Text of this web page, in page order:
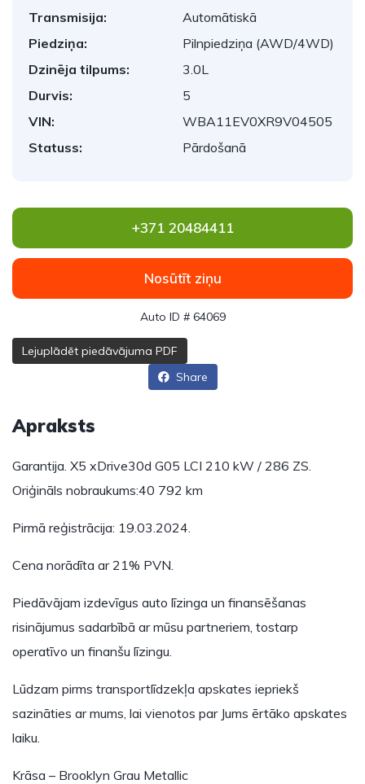
Transmisija:
Automātiskā
Piedziņa:
Pilnpiedziņa (AWD/4WD)
Dzinēja tilpums:
3.0L
Durvis:
5
VIN:
WBA11EV0XR9V04505
Statuss:
Pārdošanā
+371 20484411
Nosūtīt ziņu
Auto ID # 64069
Lejuplādēt piedāvājuma PDF
Share
Apraksts
Garantija. X5 xDrive30d G05 LCI 210 kW / 286 ZS.
Oriģināls nobraukums:40 792 km
Pirmā reģistrācija: 19.03.2024.
Cena norādīta ar 21% PVN.
Piedāvājam izdevīgus auto līzinga un finansēšanas
risinājumus sadarbībā ar mūsu partneriem, tostarp
operatīvo un finanšu līzingu.
Lūdzam pirms transportlīdzekļa apskates iepriekš
sazināties ar mums, lai vienotos par Jums ērtāko apskates
laiku.
Krāsa – Brooklyn Grau Metallic